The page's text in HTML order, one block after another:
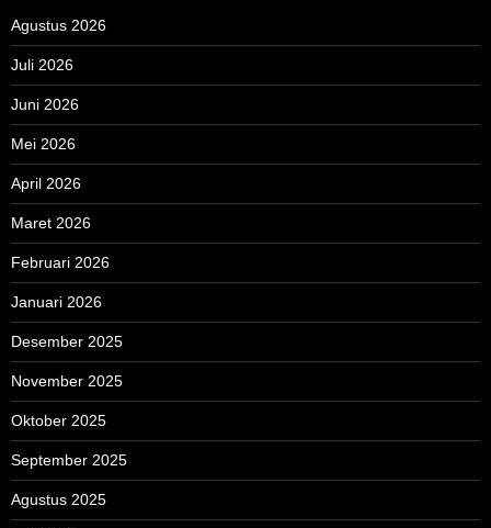
Agustus 2026
Juli 2026
Juni 2026
Mei 2026
April 2026
Maret 2026
Februari 2026
Januari 2026
Desember 2025
November 2025
Oktober 2025
September 2025
Agustus 2025